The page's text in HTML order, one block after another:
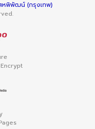
หพิพัฒน์ (กรุงเทพ)